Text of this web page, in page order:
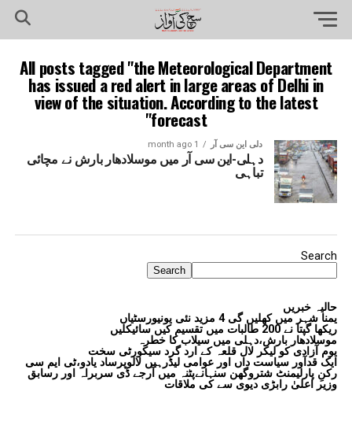
All posts tagged "the Meteorological Department
has issued a red alert in large areas of Delhi in
view of the situation. According to the latest
forecast"
دلی این سی آر 1 month ago
دہلی-این سی آر میں موسلادھار بارش نے مچائی
تباہی
Search
Search
حالیہ خبریں
یمنا شہر میں کھلیں گی 4 مزید نئی یونیورسٹیاں
ریکھا گپتا نے 200 طالبات میں تقسیم کیں سائیکلیں
موسلادھار بارش،دہلی میں سیلاب کا خطرہ
یوم آزادی کو لیکر لال قلعہ کے ارد گرد سیکورٹی سخت
ایک قدآور سیاست داں اور عوامی لیڈرہیں لالوپرساد یادو،ٹی ایم سی
رکنِ پارلیمنٹ شتروگھن سنہانےپٹنہ میں آرجے ڈی سربراہ اور رسابق
وزیر اعلیٰ رابڑی دیوی سے کی ملاقات